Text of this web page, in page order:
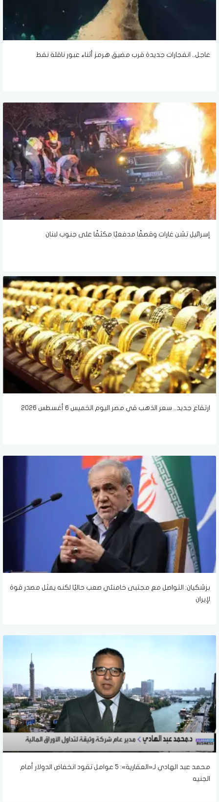
عاجل.. انفجارات جديدة قرب مضيق هرمز أثناء عبور ناقلة نفط
إسرائيل تشن غارات وقصفًا مدفعيًا مكثفًا على جنوب لبنان
ارتفاع جديد.. سعر الذهب في مصر اليوم الخميس 6 أغسطس 2026
بزشكيان: التواصل مع مجتبى خامنئي صعب حاليًا لكنه يمثل مصدر قوة
لإيران
محمد عبد الهادي لـ«العقارية»: 5 عوامل تقود انخفاض الدولار أمام
الجنيه